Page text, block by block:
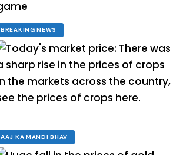
BREAKING NEWS
AAJ KA MANDI BHAV